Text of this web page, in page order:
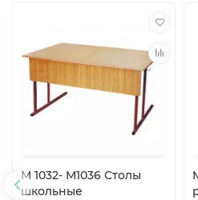
М 1032- М1036 Столы
школьные